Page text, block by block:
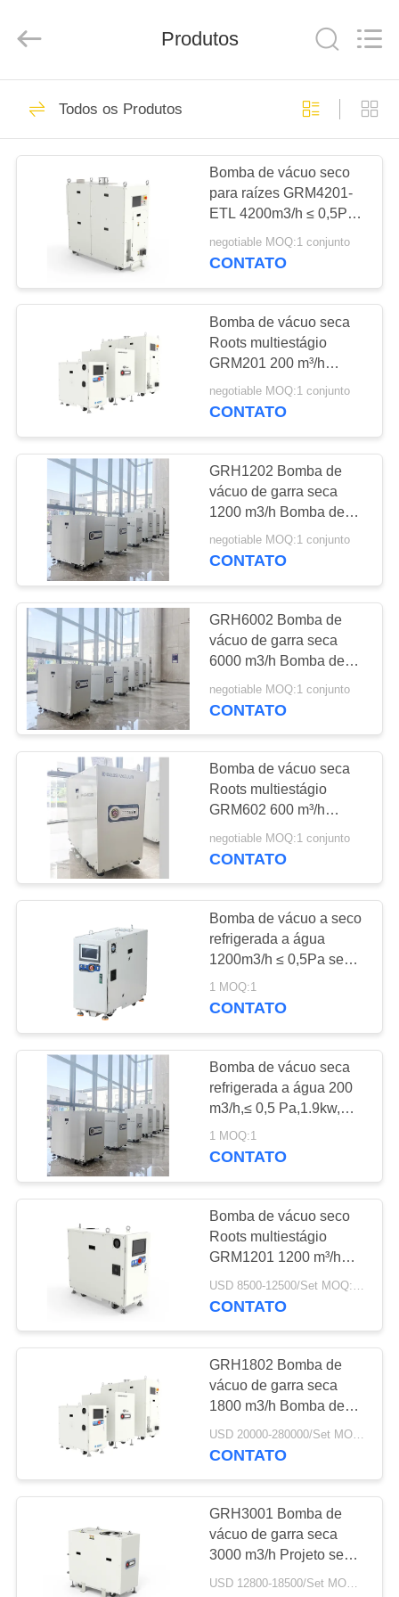
PARA
CASA
PRODUTOS
SOBRE
FÁBRICA
CONTROLE
DE
QUALIDADE
CONTACTE-
NOS
SOLICITE UM
ORÇAMENTO
BAOSI
COMPRESSOR
MAPA
SITE
POLÍTICA
PRIVACIDADE
Energy
Equipment
bomba de vácuo
giratória da aleta
Bomba de vácuo do
rolo
13
Bomba de vácuo
seca do parafuso
bomba de vácuo de
raizes
25
Bomba de vácuo de
impulsionador
sistema de bomba
do vácuo
4
Filtro da névoa do
óleo
Válvula de vácuo
3
Produtos
Todos os Produtos
Bomba de vácuo seco
para raízes GRM4201-
ETL 4200m3/h ≤ 0,5Pa
A água resfriada para
aplicações industriais de
negotiable MOQ:1 conjunto
CONTATO
Bomba de vácuo seca
Roots multiestágio
GRM201 200 m³/h
Bomba de vácuo
compacta sem óleo para
negotiable MOQ:1 conjunto
CONTATO
GRH1202 Bomba de
vácuo de garra seca
1200 m3/h Bomba de
vácuo industrial sem
óleo para processo CVD
negotiable MOQ:1 conjunto
CONTATO
GRH6002 Bomba de
vácuo de garra seca
6000 m3/h Bomba de
vácuo sem óleo de
capacidade ultra-alta
negotiable MOQ:1 conjunto
CONTATO
Bomba de vácuo seca
Roots multiestágio
GRM602 600 m³/h
Bomba de vácuo de
média capacidade sem
negotiable MOQ:1 conjunto
CONTATO
Bomba de vácuo a seco
refrigerada a água
1200m3/h ≤ 0,5Pa sem
óleo para aplicações
industriais
1 MOQ:1
CONTATO
Bomba de vácuo seca
refrigerada a água 200
m3/h,≤ 0,5 Pa,1.9kw,
GRM201
1 MOQ:1
CONTATO
Bomba de vácuo seco
Roots multiestágio
GRM1201 1200 m³/h
sem óleo para
semicondutores PECVD
CONTATO
GRH1802 Bomba de
vácuo de garra seca
1800 m3/h Bomba de
vácuo sem óleo de alta
velocidade para
USD 20000-280000/Set MOQ:1 conjunto
CONTATO
GRH3001 Bomba de
vácuo de garra seca
3000 m3/h Projeto sem
óleo para processo de
USD 12800-18500/Set MOQ:1 conjunto